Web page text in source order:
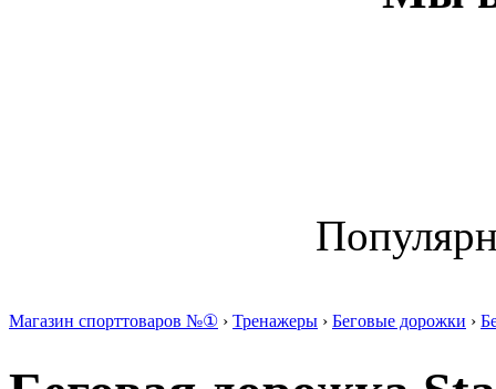
Магазин спорттоваров №① › Тренажеры › Беговые дорожки ›